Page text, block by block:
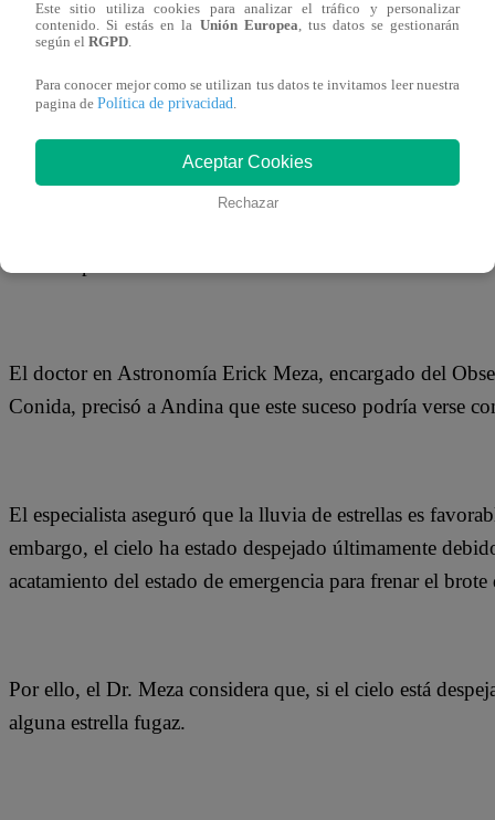
Las estrellas fugaces o meteoros arriban a la Tierra
“lluvia” alcanzará su pico máximo la noche del
El doctor en Astronomía Erick Meza, encargado del
Conida, precisó a Andina que este suceso podría verse
El especialista aseguró que la lluvia de estrellas es
embargo, el cielo ha estado despejado últimamente
acatamiento del estado de emergencia para frenar el
Por ello, el Dr. Meza considera que, si el cielo está
alguna estrella fugaz.
Este sitio utiliza cookies para analizar el tráfico y personalizar
contenido. Si estás en la Unión Europea, tus datos se gestionarán
según el RGPD.
Para conocer mejor como se utilizan tus datos te invitamos leer nuestra
pagina de Política de privacidad.
Aceptar Cookies
Rechazar